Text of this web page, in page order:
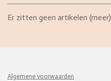
Er zitten geen artikelen
Algemene voorwaarden